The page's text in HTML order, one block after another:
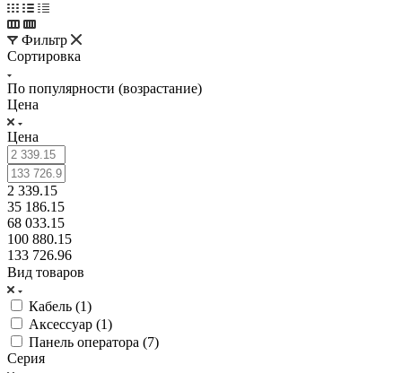
Фильтр
Сортировка
По популярности (возрастание)
Цена
Цена
2 339.15
35 186.15
68 033.15
100 880.15
133 726.96
Вид товаров
Кабель (1)
Аксессуар (1)
Панель оператора (7)
Серия